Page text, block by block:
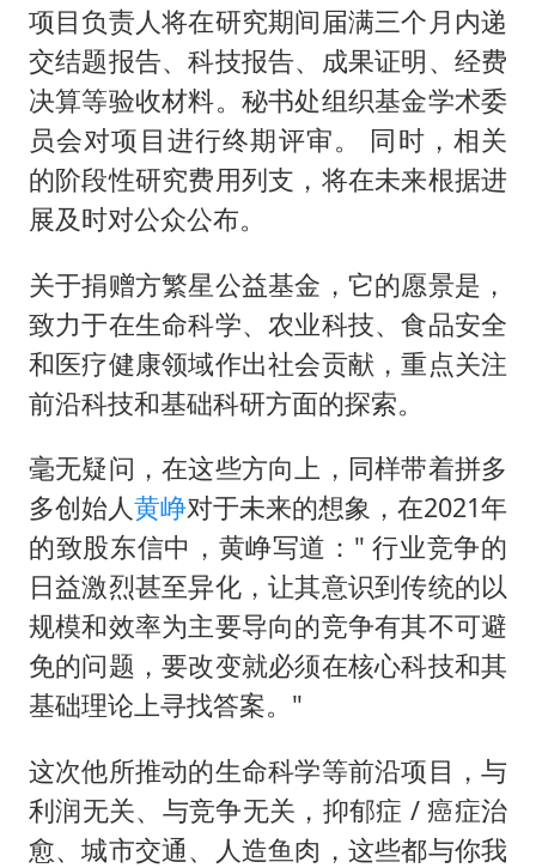
项目负责人将在研究期间届满三个月内递
交结题报告、科技报告、成果证明、经费
决算等验收材料。秘书处组织基金学术委
员会对项目进行终期评审。 同时，相关
的阶段性研究费用列支，将在未来根据进
展及时对公众公布。
关于捐赠方繁星公益基金，它的愿景是，
致力于在生命科学、农业科技、食品安全
和医疗健康领域作出社会贡献，重点关注
前沿科技和基础科研方面的探索。
毫无疑问，在这些方向上，同样带着拼多
多创始人黄峥对于未来的想象，在2021年
的致股东信中，黄峥写道：" 行业竞争的
日益激烈甚至异化，让其意识到传统的以
规模和效率为主要导向的竞争有其不可避
免的问题，要改变就必须在核心科技和其
基础理论上寻找答案。"
这次他所推动的生命科学等前沿项目，与
利润无关、与竞争无关，抑郁症 / 癌症治
愈、城市交通、人造鱼肉，这些都与你我